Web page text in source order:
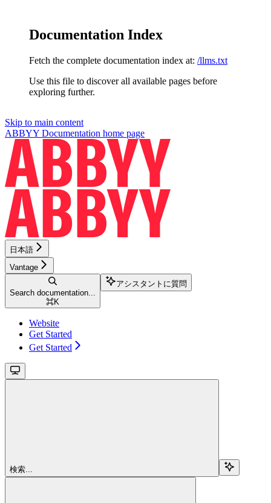
Documentation Index
Fetch the complete documentation index at: /llms.txt
Use this file to discover all available pages before
exploring further.
Skip to main content
ABBYY Documentation home page
日本語
Vantage
Search documentation...
⌘K
アシスタントに質問
Website
Get Started
Get Started
検索...